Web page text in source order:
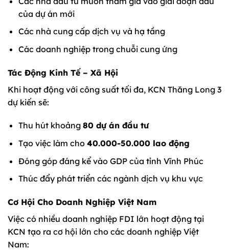
của dự án mới
Các nhà cung cấp dịch vụ và hạ tầng
Các doanh nghiệp trong chuỗi cung ứng
Tác Động Kinh Tế – Xã Hội
Khi hoạt động với công suất tối đa, KCN Thăng Long 3
dự kiến sẽ:
Thu hút khoảng 80 dự án đầu tư
Tạo việc làm cho 40.000-50.000 lao động
Đóng góp đáng kể vào GDP của tỉnh Vĩnh Phúc
Thúc đẩy phát triển các ngành dịch vụ khu vực
Cơ Hội Cho Doanh Nghiệp Việt Nam
Việc có nhiều doanh nghiệp FDI lớn hoạt động tại
KCN tạo ra cơ hội lớn cho các doanh nghiệp Việt
Nam: